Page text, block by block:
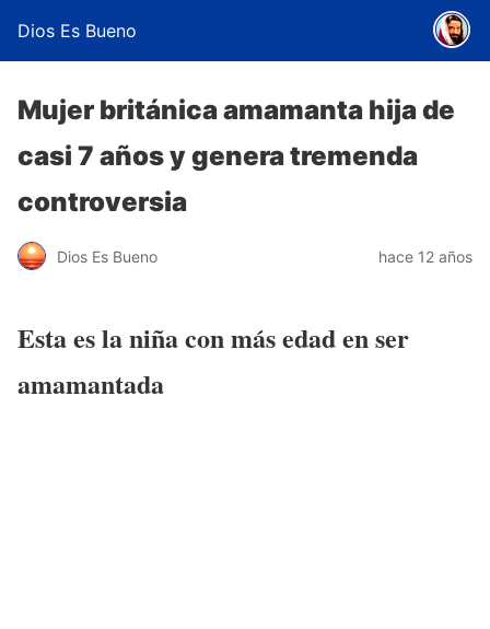
Dios Es Bueno
Mujer británica amamanta hija de
casi 7 años y genera tremenda
controversia
Dios Es Bueno hace 12 años
Esta es la niña con más edad en ser
amamantada